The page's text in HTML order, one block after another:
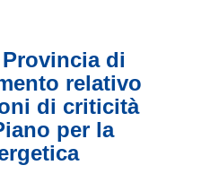
di
relativo
di criticità
per la